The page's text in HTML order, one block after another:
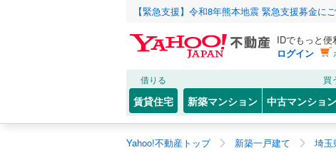
【緊急支援】令和8年熊本地震 緊急支援募金に
IDでもっと便
ログイン
借りる
賃貸住宅
買
新築マンション 中古マンション
Yahoo!不動産トップ 新築一戸建て 埼玉